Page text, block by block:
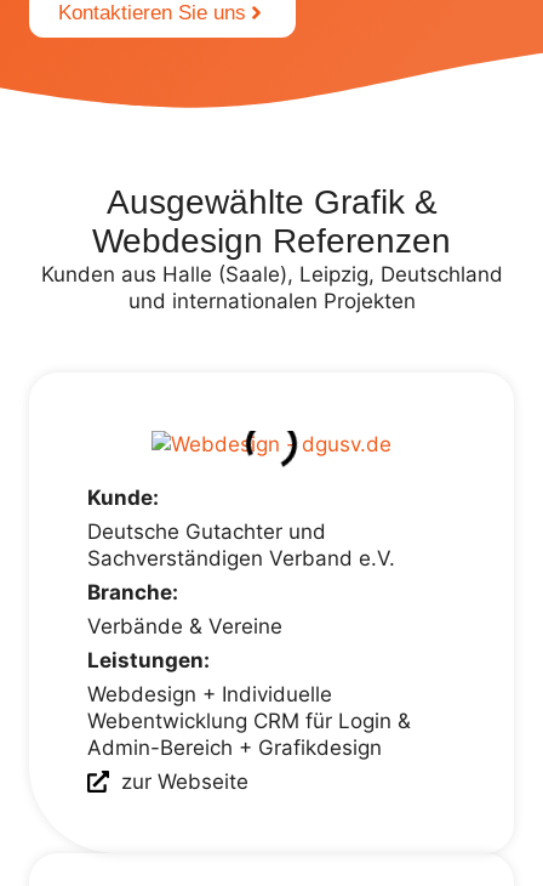
Kontaktieren Sie uns
Ausgewählte Grafik &
Webdesign Referenzen
Kunden aus Halle (Saale), Leipzig, Deutschland
und internationalen Projekten
Kunde:
Deutsche Gutachter und
Sachverständigen Verband e.V.
Branche:
Verbände & Vereine
Leistungen:
Webdesign + Individuelle
Webentwicklung CRM für Login &
Admin-Bereich + Grafikdesign
zur Webseite